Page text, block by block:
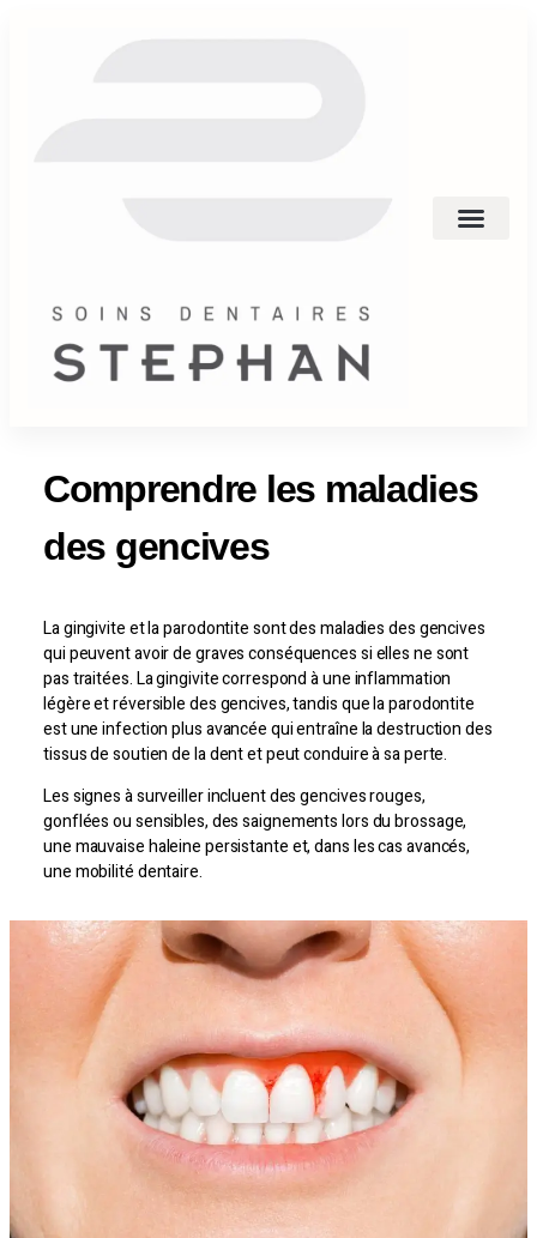
Comprendre les maladies
des gencives
La gingivite et la parodontite sont des maladies des gencives
qui peuvent avoir de graves conséquences si elles ne sont
pas traitées. La gingivite correspond à une inflammation
légère et réversible des gencives, tandis que la parodontite
est une infection plus avancée qui entraîne la destruction des
tissus de soutien de la dent et peut conduire à sa perte.
Les signes à surveiller incluent des gencives rouges,
gonflées ou sensibles, des saignements lors du brossage,
une mauvaise haleine persistante et, dans les cas avancés,
une mobilité dentaire.